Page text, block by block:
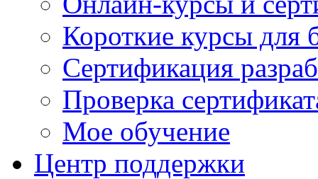
Короткие курсы для
Сертификация
Проверка
Мое обучение
Центр поддержки